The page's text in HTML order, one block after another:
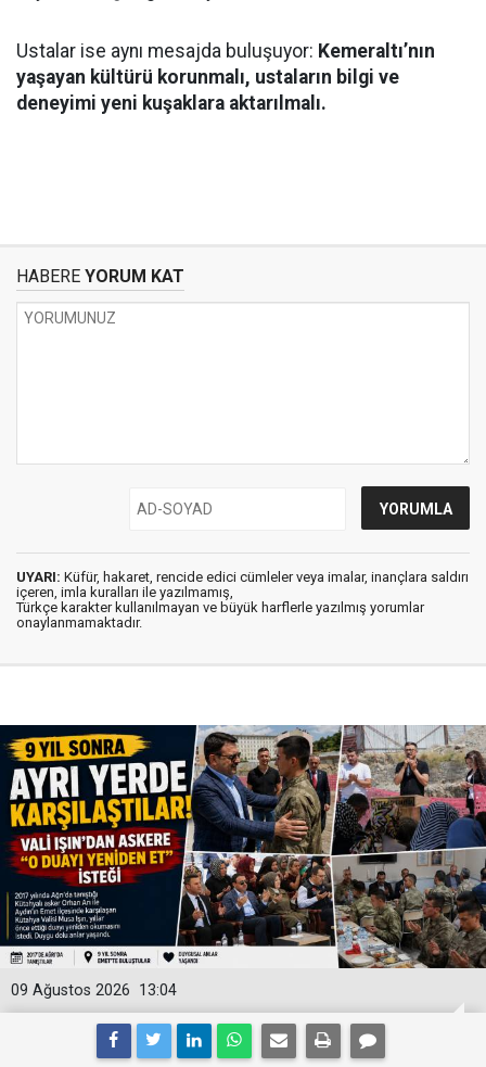
Ustalar ise aynı mesajda buluşuyor: Kemeraltı’nın
yaşayan kültürü korunmalı, ustaların bilgi ve
deneyimi yeni kuşaklara aktarılmalı.
HABERE YORUM KAT
UYARI: Küfür, hakaret, rencide edici cümleler veya imalar, inançlara saldırı
içeren, imla kuralları ile yazılmamış,
Türkçe karakter kullanılmayan ve büyük harflerle yazılmış yorumlar
onaylanmamaktadır.
13:04
09 Ağustos 2026